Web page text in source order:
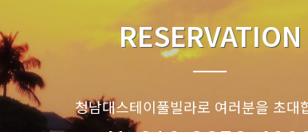
RESERVATION
청남대스테이풀빌라로 여러분을 초대